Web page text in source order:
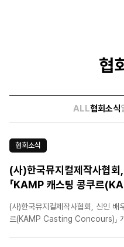
협
ALL협회소식
협회소식
(사)한국뮤지컬제작사협회
「KAMP 캐스팅 콩쿠르
(사)한국뮤지컬제작사협회, 신인 배
르(KAMP Casting Concours)」